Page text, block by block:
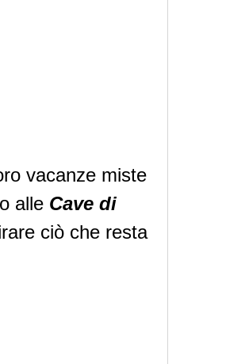
vacanze miste
alle Cave di
ciò che resta